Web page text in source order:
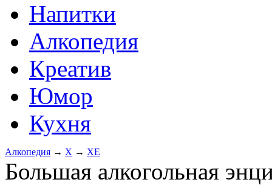
Напитки
Алкопедия
Креатив
Юмор
Кухня
Алкопедия → Х → ХЕ
Большая алкогольная